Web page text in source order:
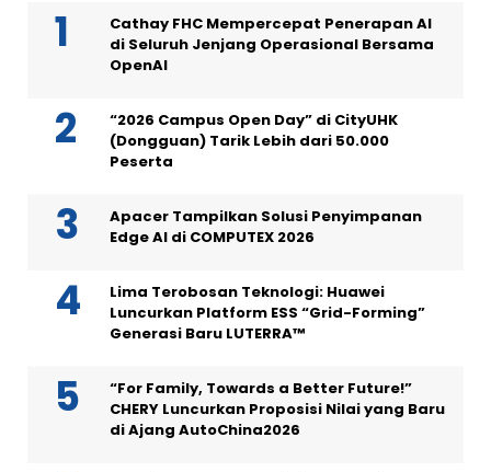
Cathay FHC Mempercepat Penerapan AI
di Seluruh Jenjang Operasional Bersama
OpenAI
“2026 Campus Open Day” di CityUHK
(Dongguan) Tarik Lebih dari 50.000
Peserta
Apacer Tampilkan Solusi Penyimpanan
Edge AI di COMPUTEX 2026
Lima Terobosan Teknologi: Huawei
Luncurkan Platform ESS “Grid-Forming”
Generasi Baru LUTERRA™
“For Family, Towards a Better Future!”
CHERY Luncurkan Proposisi Nilai yang Baru
di Ajang AutoChina2026